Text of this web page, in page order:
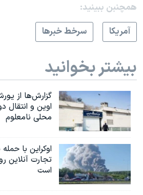
همچنبن ببینید:
آمريکا
سرخط خبرها
بیشتر بخوانید
اوین و انتقال
محلی نامعلوم
اوکراین با
تجارت آنلاین
است